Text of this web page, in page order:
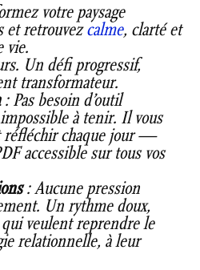
votre paysage
et retrouvezcalme, clarté et
vie.
Un défi progressif,
transformateur.
: Pas besoin d’outil
à tenir. Il vous
réfléchir chaque jour —
accessible sur tous vos
: Aucune pression
Un rythme doux,
veulent reprendre le
relationnelle, à leur